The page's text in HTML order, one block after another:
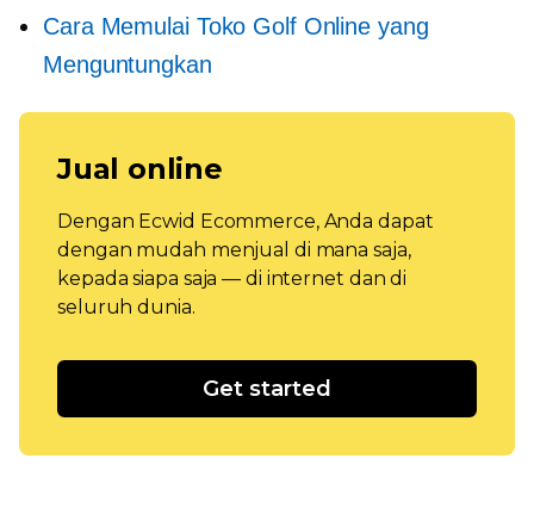
Cara Memulai Toko Golf Online yang
Menguntungkan
Jual online
Dengan Ecwid Ecommerce, Anda dapat
dengan mudah menjual di mana saja,
kepada siapa saja — di internet dan di
seluruh dunia.
Get started